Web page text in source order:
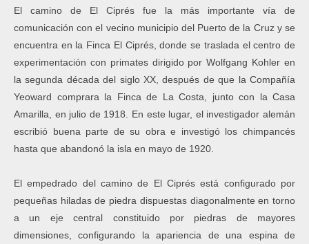
El camino de El Ciprés fue la más importante vía de
comunicación con el vecino municipio del Puerto de la Cruz y se
encuentra en la Finca El Ciprés, donde se traslada el centro de
experimentación con primates dirigido por Wolfgang Kohler en
la segunda década del siglo XX, después de que la Compañía
Yeoward comprara la Finca de La Costa, junto con la Casa
Amarilla, en julio de 1918. En este lugar, el investigador alemán
escribió buena parte de su obra e investigó los chimpancés
hasta que abandonó la isla en mayo de 1920.
El empedrado del camino de El Ciprés está configurado por
pequeñas hiladas de piedra dispuestas diagonalmente en torno
a un eje central constituido por piedras de mayores
dimensiones, configurando la apariencia de una espina de